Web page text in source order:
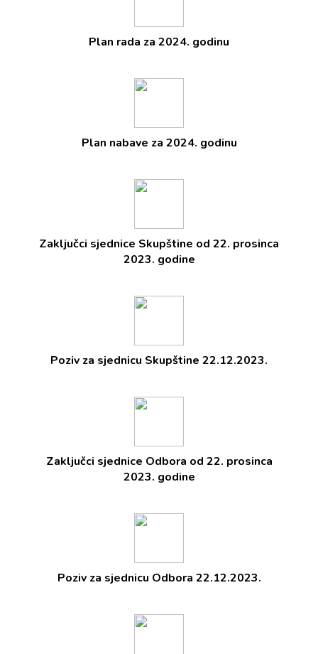
Plan rada za 2024. godinu
Plan nabave za 2024. godinu
Zaključci sjednice Skupštine od 22. prosinca
2023. godine
Poziv za sjednicu Skupštine 22.12.2023.
Zaključci sjednice Odbora od 22. prosinca
2023. godine
Poziv za sjednicu Odbora 22.12.2023.